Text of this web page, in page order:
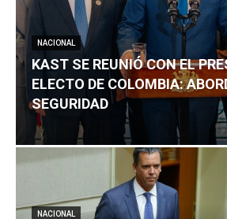
NACIONAL
KAST SE REUNIÓ CON EL
ELECTO DE COLOMBIA:
SEGURIDAD
NACIONAL